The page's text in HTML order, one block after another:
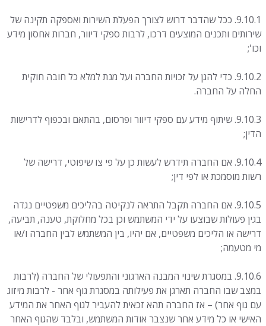
9.10.1. ככל שהדבר דרוש לצורך הפעלת השירות ואספקה תקינה של
שירותים ותכנים המוצעים דרכו, לרבות ספקי דיוור, חברות אחסון מידע
וכו';
9.10.2. כדי להגן על זכויות החברה ועל מנת למלא כל חובה חוקית
החלה על החברה.
9.10.3. שיתוף מידע עם ספקי דיוור ופרסום, בהתאם ובכפוף לדרישות
הדין;
9.10.4. אם החברה תידרש לעשות כן על פי צו שיפוטי, דרישה של
רשות מוסמכת או לפי דין;
9.10.5. אם החברה תקבל התראה לנקיטה בהליכים משפטיים נגדה
בגין פעולות שבוצעו על ידי המשתמש וכן בכל מחלוקת, טענה, תביעה,
דרישה או הליכים משפטיים, אם יהיו, בין המשתמש לבין החברה ו/או
מי מטעמה;
9.10.6. במסגרת שינוי המבנה הארגוני והתפעולי של החברה (לרבות
במצב שבו החברה תארגן את פעילותה במסגרת גוף אחר - לרבות מיזוג
עם גוף אחר) – אז החברה תהא זכאית להעביר לגוף האחר את המידע
האישי או כל מידע אחר שנצבר אודות המשתמש, ובלבד שהגוף האחר